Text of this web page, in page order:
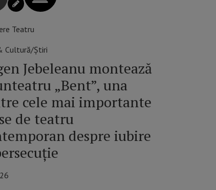
Teatru
Cultură/Știri
Jebeleanu montează
„Bent”, una
cele mai importante
de teatru
despre iubire